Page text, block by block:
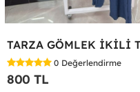
0 Değerlendirme
800 TL